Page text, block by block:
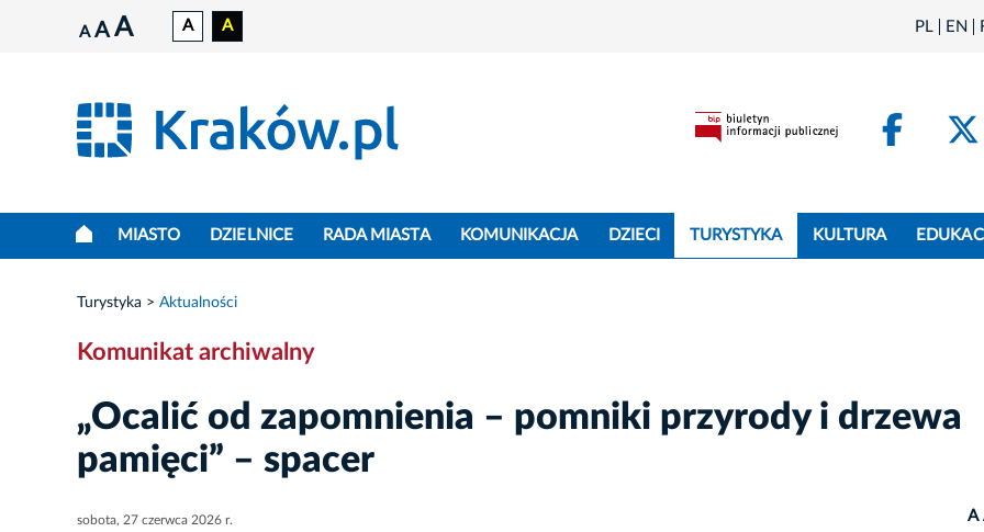
A A A A A PL EN
MIASTO DZIELNICE RADA MIASTA KOMUNIKACJA DZIECI TURYSTYKA KULTURA
Turystyka Aktualności
Komunikat archiwalny
„Ocalić od zapomnienia – pomniki przyrody i drzewa
pamięci” – spacer
sobota, 27 czerwca 2026 r. A